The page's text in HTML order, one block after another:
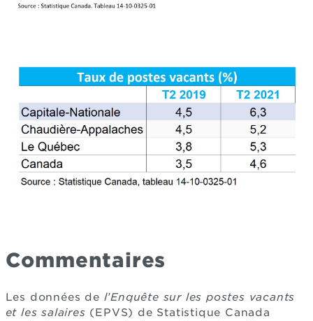
Commentaires
Les données de l’Enquête sur les postes vacants
et les salaires (EPVS) de Statistique Canada